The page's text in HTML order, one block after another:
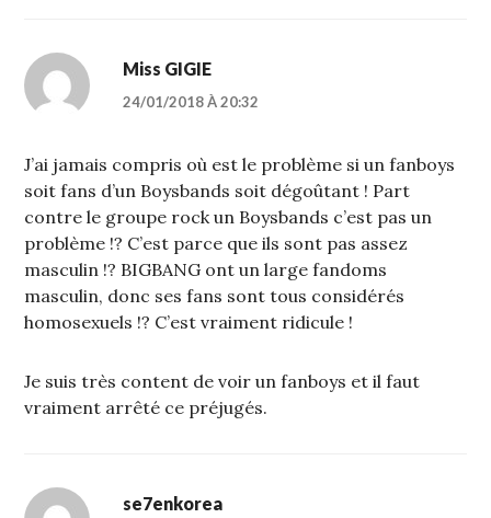
Miss GIGIE
24/01/2018 À 20:32
J’ai jamais compris où est le problème si un fanboys
soit fans d’un Boysbands soit dégoûtant ! Part
contre le groupe rock un Boysbands c’est pas un
problème !? C’est parce que ils sont pas assez
masculin !? BIGBANG ont un large fandoms
masculin, donc ses fans sont tous considérés
homosexuels !? C’est vraiment ridicule !
Je suis très content de voir un fanboys et il faut
vraiment arrêté ce préjugés.
se7enkorea